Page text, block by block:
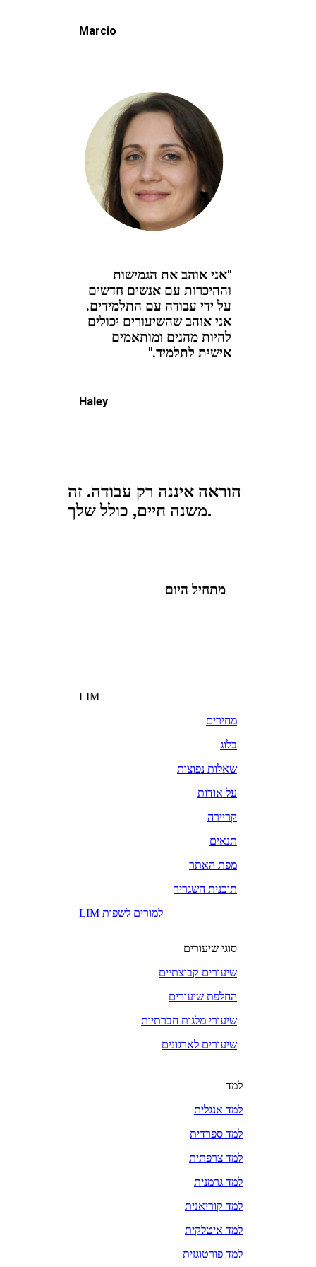
Marcio
"אני אוהב את הגמישות
וההיכרות עם אנשים חדשים
על ידי עבודה עם התלמידים.
אני אוהב שהשיעורים יכולים
להיות מהנים ומותאמים
אישית לתלמיד."
Haley
הוראה איננה רק עבודה. זה
משנה חיים, כולל שלך.
מתחיל היום
LIM
מחירים
בלוג
שאלות נפוצות
על אודות
קריירה
תנאים
מפת האתר
תוכנית השגריר
LIM למורים לשפות
סוגי שיעורים
שיעורים קבוצתיים
החלפת שיעורים
שיעורי מלגות חברתיות
שיעורים לארגונים
למד
למד אנגלית
למד ספרדית
למד צרפתית
למד גרמנית
למד קוריאנית
למד איטלקית
למד פורטוגזית